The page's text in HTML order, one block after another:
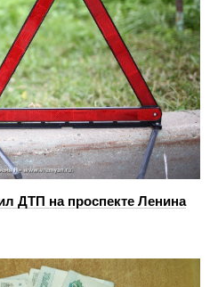
ДТП на проспекте Ленина